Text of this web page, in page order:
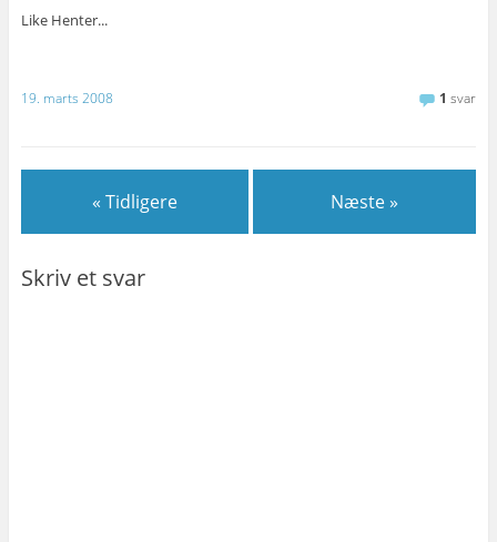
Like Henter...
19. marts 2008 1 svar
« Tidligere Næste »
Skriv et svar